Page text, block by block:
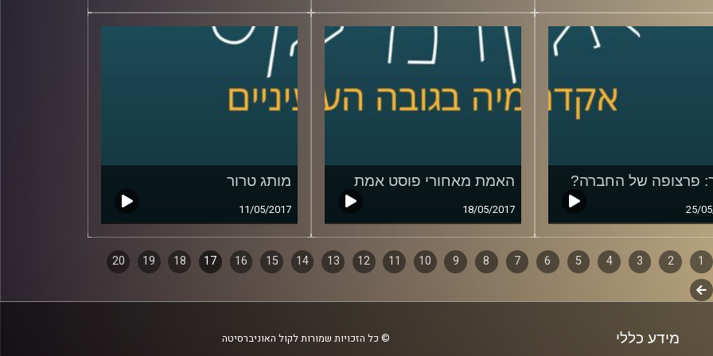
פרצופה של החברה?
25/
האמת מאחורי פוסט אמת
18/05/2017
מותג טרור
11/05/2017
1
2
3
4
5
6
7
8
9
10
11
12
13
14
15
16
17
18
19
20
לשלב
מידע כללי © כל הזכויות שמורות לקול האוניברסיטה